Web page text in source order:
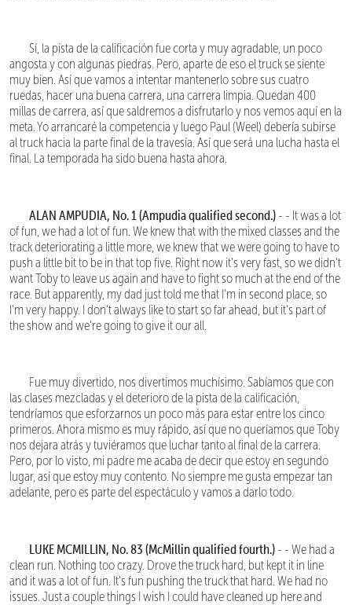
Sí, la pista de la calificación fue corta y muy agradable, un poco
angosta y con algunas piedras. Pero, aparte de eso el truck se siente
muy bien. Así que vamos a intentar mantenerlo sobre sus cuatro
ruedas, hacer una buena carrera, una carrera limpia. Quedan 400
millas de carrera, así que saldremos a disfrutarlo y nos vemos aquí en la
meta. Yo arrancaré la competencia y luego Paul (Weel) debería subirse
al truck hacia la parte final de la travesía. Así que será una lucha hasta el
final. La temporada ha sido buena hasta ahora.
ALAN AMPUDIA, No. 1 (Ampudia qualified second.) - - It was a lot
of fun, we had a lot of fun. We knew that with the mixed classes and the
track deteriorating a little more, we knew that we were going to have to
push a little bit to be in that top five. Right now it's very fast, so we didn't
want Toby to leave us again and have to fight so much at the end of the
race. But apparently, my dad just told me that I'm in second place, so
I'm very happy. I don't always like to start so far ahead, but it's part of
the show and we're going to give it our all.
Fue muy divertido, nos divertimos muchísimo. Sabíamos que con
las clases mezcladas y el deterioro de la pista de la calificación,
tendríamos que esforzarnos un poco más para estar entre los cinco
primeros. Ahora mismo es muy rápido, así que no queríamos que Toby
nos dejara atrás y tuviéramos que luchar tanto al final de la carrera.
Pero, por lo visto, mi padre me acaba de decir que estoy en segundo
lugar, así que estoy muy contento. No siempre me gusta empezar tan
adelante, pero es parte del espectáculo y vamos a darlo todo.
LUKE MCMILLIN, No. 83 (McMillin qualified fourth.) - - We had a
clean run. Nothing too crazy. Drove the truck hard, but kept it in line
and it was a lot of fun. It's fun pushing the truck that hard. We had no
issues. Just a couple things I wish I could have cleaned up here and